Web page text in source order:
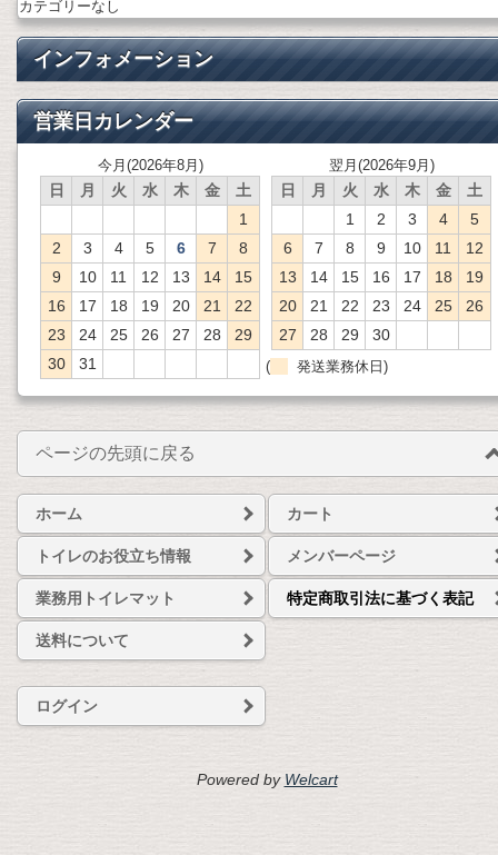
カテゴリーなし
インフォメーション
営業日カレンダー
今月(2026年8月)
日 月 火 水 木 金
土
1
2
3 4 5 6 7
8
9
10 11 12 13 14
15
16
17 18 19 20 21
22
23
24 25 26 27 28
29
30
31
翌月(2026年9月)
日 月 火 水 木 金
土
1
2 3 4
5
6
7 8 9 10 11
12
13
14 15 16 17 18
19
20
21 22 23 24 25
26
27
28 29 30
( 発送業務休日)
ページの先頭に戻る
ホーム カート
トイレのお役立ち情報 メンバーページ
業務用トイレマット 特定商取引法に基づく表記
送料について
ログイン
Powered by Welcart